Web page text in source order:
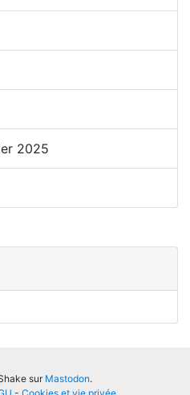
2025
sur Mastodon.